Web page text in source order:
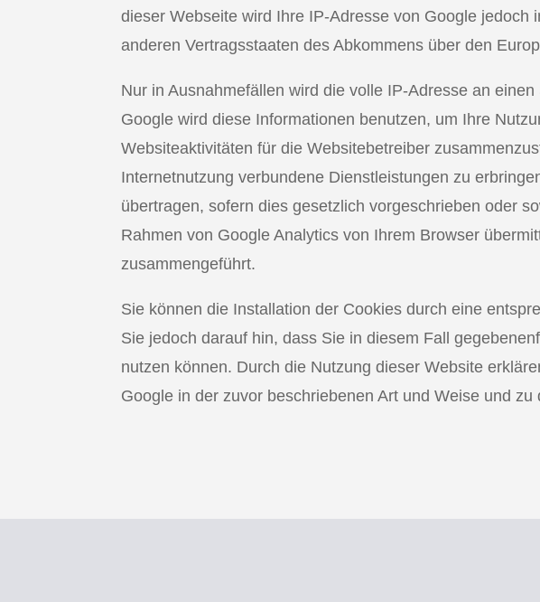
dieser Webseite wird Ihre IP-Adresse von Google
anderen Vertragsstaaten des Abkommens über den
Nur in Ausnahmefällen wird die volle IP-Adresse an
Google wird diese Informationen benutzen, um Ihre
Websiteaktivitäten für die Websitebetreiber
Internetnutzung verbundene Dienstleistungen zu
übertragen, sofern dies gesetzlich vorgeschrieben oder
Rahmen von Google Analytics von Ihrem Browser
zusammengeführt.
Sie können die Installation der Cookies durch eine
Sie jedoch darauf hin, dass Sie in diesem Fall
nutzen können. Durch die Nutzung dieser Website
Google in der zuvor beschriebenen Art und Weise und